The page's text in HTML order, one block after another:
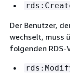
Der Benutzer,
wechselt, muss
folgenden RDS-